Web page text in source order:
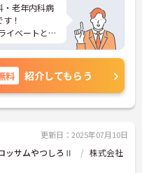
・老年内科病
！
イベートとの
など、さらに
相談くださ
料 紹介してもらう
更新日：2025年07月10日
ッサムやつしろⅡ
株式会社